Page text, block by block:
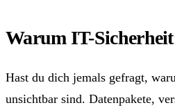
Warum IT-
Hast du dich jemals gefragt,
unsichtbar sind. Datenpakete,